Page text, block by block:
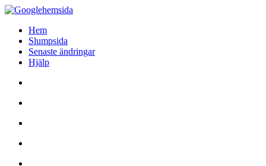
Hem
Slumpsida
Senaste ändringar
Hjälp